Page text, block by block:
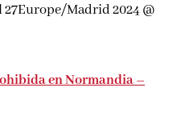
Madrid 2024 @
en Normandia –